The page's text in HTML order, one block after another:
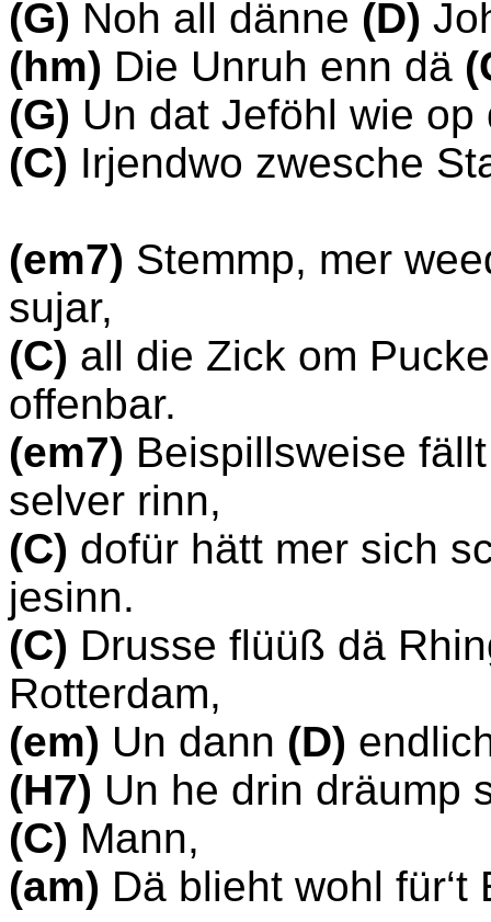
(G) Noh all dänne (D)
(hm) Die Unruh enn dä
(G) Un dat Jeföhl wie op
(C) Irjendwo zwesche
(em7) Stemmp, mer
sujar,
(C) all die Zick om
offenbar.
(em7) Beispillsweise
selver rinn,
(C) dofür hätt mer sich
jesinn.
(C) Drusse flüüß dä
Rotterdam,
(em) Un dann (D)
(H7) Un he drin dräump
(C) Mann,
(am) Dä blieht wohl für‘t